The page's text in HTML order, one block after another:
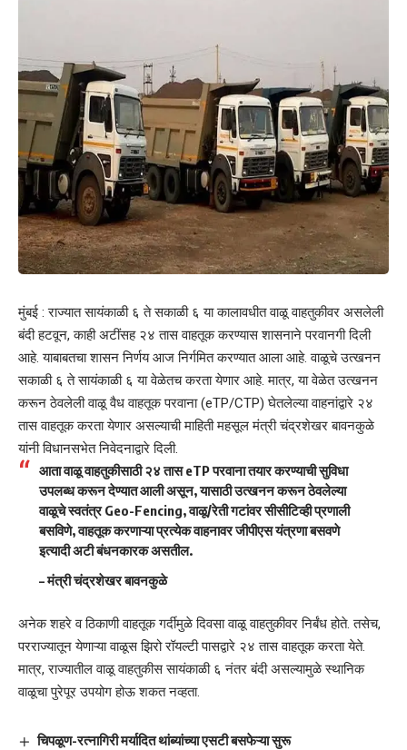
मुंबई : राज्यात सायंकाळी ६ ते सकाळी ६ या कालावधीत वाळू वाहतुकीवर असलेली
बंदी हटवून, काही अटींसह २४ तास वाहतूक करण्यास शासनाने परवानगी दिली
आहे. याबाबतचा शासन निर्णय आज निर्गमित करण्यात आला आहे. वाळूचे उत्खनन
सकाळी ६ ते सायंकाळी ६ या वेळेतच करता येणार आहे. मात्र, या वेळेत उत्खनन
करून ठेवलेली वाळू वैध वाहतूक परवाना (eTP/CTP) घेतलेल्या वाहनांद्वारे २४
तास वाहतूक करता येणार असल्याची माहिती महसूल मंत्री चंद्रशेखर बावनकुळे
यांनी विधानसभेत निवेदनाद्वारे दिली.
आता वाळू वाहतुकीसाठी २४ तास eTP परवाना तयार करण्याची सुविधा
उपलब्ध करून देण्यात आली असून, यासाठी उत्खनन करून ठेवलेल्या
वाळूचे स्वतंत्र Geo-Fencing, वाळू/रेती गटांवर सीसीटिव्ही प्रणाली
बसविणे, वाहतूक करणाऱ्या प्रत्येक वाहनावर जीपीएस यंत्रणा बसवणे
इत्यादी अटी बंधनकारक असतील.
–मंत्री चंद्रशेखर बावनकुळे
अनेक शहरे व ठिकाणी वाहतूक गर्दीमुळे दिवसा वाळू वाहतुकीवर निर्बंध होते. तसेच,
परराज्यातून येणाऱ्या वाळूस झिरो रॉयल्टी पासद्वारे २४ तास वाहतूक करता येते.
मात्र, राज्यातील वाळू वाहतुकीस सायंकाळी ६ नंतर बंदी असल्यामुळे स्थानिक
वाळूचा पुरेपूर उपयोग होऊ शकत नव्हता.
चिपळूण-रत्नागिरी मर्यादित थांब्यांच्या एसटी बसफेऱ्या सुरू